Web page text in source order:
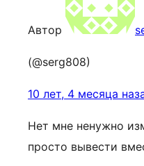
Автор
(@serg808)
10 лет, 4 месяца
Нет мне ненужно
просто вывести